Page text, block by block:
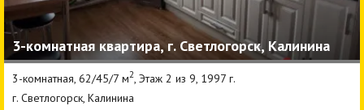
3-комнатная квартира, г. Светлогорск, Калинина
3-комнатная, 62/45/7 м2, Этаж 2 из 9, 1997 г.
г. Светлогорск, Калинина